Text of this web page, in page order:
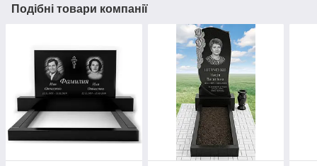
Подібні товари компанії